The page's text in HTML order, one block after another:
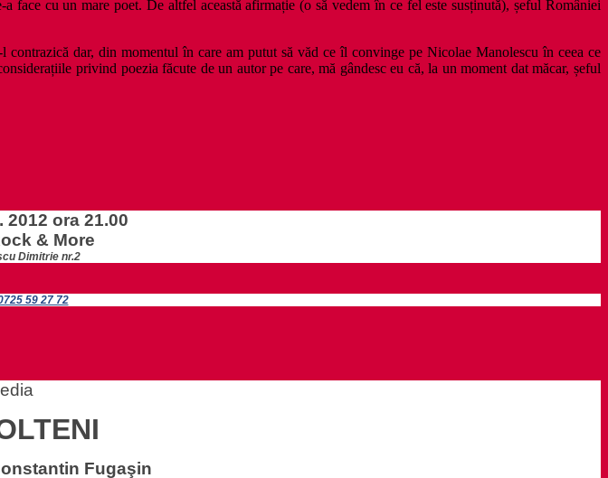
cu un mare poet. De altfel această afirmație (o să vedem în ce fel este susținută), șeful României
dar, din momentul în care am putut să văd ce îl convinge pe Nicolae Manolescu în ceea ce
privind poezia făcute de un autor pe care, mă gândesc eu că, la un moment dat măcar, șeful
2012 ora 21.00
& More
Dimitrie nr.2
59 27 72
Fugaşin